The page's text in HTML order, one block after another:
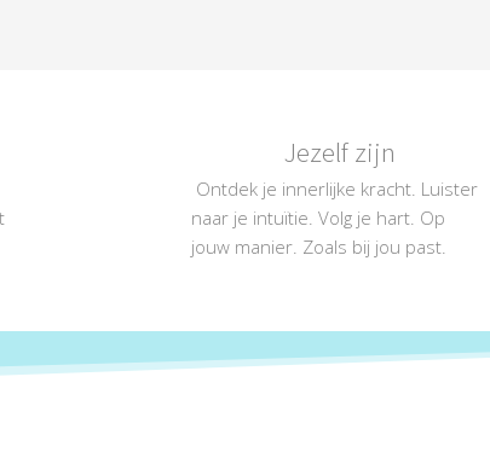
Jezelf zijn
Ontdek je innerlijke kracht. Luister
naar je intuïtie. Volg je hart. Op
jouw manier. Zoals bij jou past.